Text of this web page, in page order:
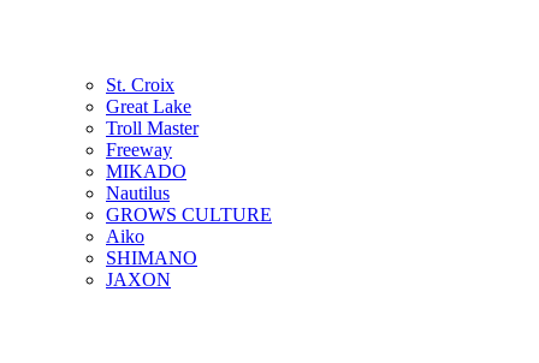
St. Croix
Great Lake
Troll Master
Freeway
MIKADO
Nautilus
GROWS CULTURE
Aiko
SHIMANO
JAXON